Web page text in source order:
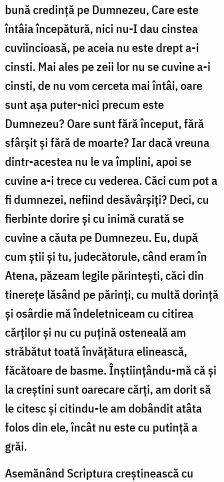
bună credință pe Dumnezeu, Care este
întâia începătură, nici nu-I dau cinstea
cuviincioasă, pe aceia nu este drept a-i
cinsti. Mai ales pe zeii lor nu se cuvine a-i
cinsti, de nu vom cerceta mai întâi, oare
sunt așa puter-nici precum este
Dumnezeu? Oare sunt fără început, fără
sfârșit și fără de moarte? Iar dacă vreuna
dintr-acestea nu le va împlini, apoi se
cuvine a-i trece cu vederea. Căci cum pot a
fi dumnezei, nefiind desăvârșiți? Deci, cu
fierbinte dorire și cu inimă curată se
cuvine a căuta pe Dumnezeu. Eu, după
cum știi și tu, judecătorule, când eram în
Atena, păzeam legile părintești, căci din
tinerețe lăsând pe părinți, cu multă dorință
și osârdie mă îndeletniceam cu citirea
cărților și nu cu puțină osteneală am
străbătut toată învățătura elinească,
făcătoare de basme. Înștiințându-mă că și
la creștini sunt oarecare cărți, am dorit să
le citesc și citindu-le am dobândit atâta
folos din ele, încât nu este cu putință a
grăi.
Asemănând Scriptura creștinească cu